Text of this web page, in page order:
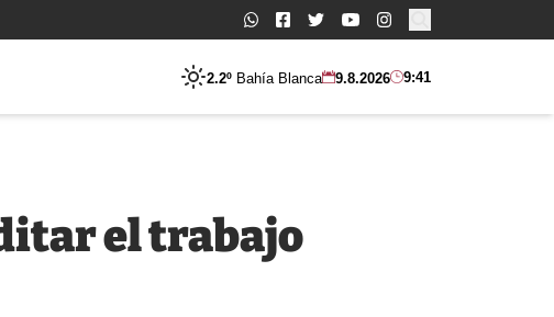
Buscar:
2.2º Bahía Blanca 9.8.2026 9:41
el trabajo